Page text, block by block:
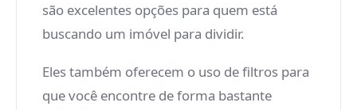
são excelentes opções para quem está
buscando um imóvel para dividir.
Eles também oferecem o uso de filtros para
que você encontre de forma bastante